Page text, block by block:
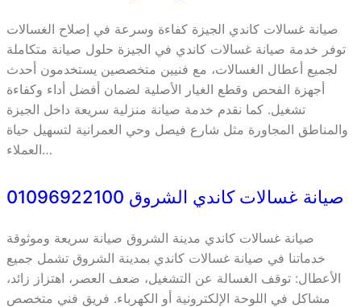
صيانة غسالات كاندي الجيزة كفاءة وسرعة في إصلاح الغسالات
توفر خدمة صيانة غسالات كاندي في الجيزة حلول صيانة متكاملة
لجميع أعطال الغسالات، مع فنيين متخصصين يستخدمون أحدث
أجهزة الفحص وقطع الغيار الأصلية لضمان أفضل أداء وكفاءة
تشغيل. كما نقدم خدمة صيانة منزلية سريعة داخل الجيزة
والمناطق المجاورة مثل شارع فيصل وحي العمرانية لتسهيل حياة
العملاء…
صيانة غسالات كاندي الشروق 01096922100
صيانة غسالات كاندي مدينة الشروق صيانة سريعة وموثوقة
خدماتنا في صيانة غسالات كاندي بمدينة الشروق تشمل جميع
الأعطال: توقف الغسالة عن التشغيل، ضعف العصر، اهتزاز زائد،
مشاكل في اللوحة الإلكترونية أو الكهرباء. فريق فني متخصص